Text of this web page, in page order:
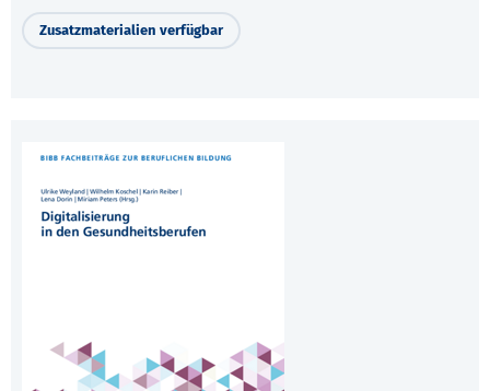
Zusatzmaterialien verfügbar